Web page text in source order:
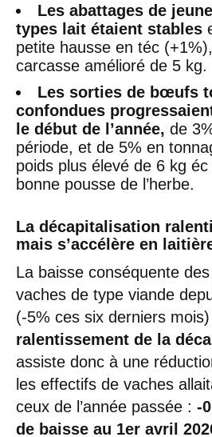
Les abattages de
types lait étaient stables
petite hausse en téc
carcasse amélioré de 5 kg.
Les sorties de bœufs
confondues
le début de l’année, de
période, et de 5% en
poids plus élevé de 6 kg
bonne pousse de l’herbe.
La décapitalisation
mais s’accélère en
La baisse conséquente
vaches de type viande
(-5% ces six derniers mois)
ralentissement de la
assiste donc à une
les effectifs de vaches
ceux de l’année passée : -
de baisse au 1er avril